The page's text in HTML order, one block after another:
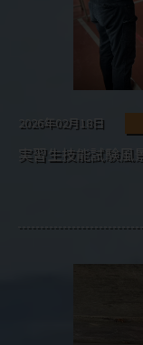
2026年02月18日
実習生技能試験風